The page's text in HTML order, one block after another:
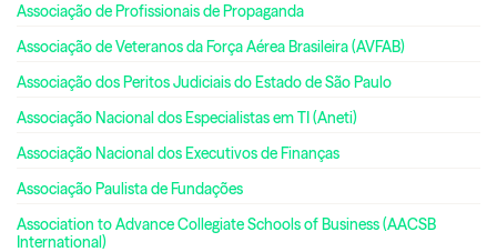
Associação de Profissionais de Propaganda
Associação de Veteranos da Força Aérea Brasileira (AVFAB)
Associação dos Peritos Judiciais do Estado de São Paulo
Associação Nacional dos Especialistas em TI (Aneti)
Associação Nacional dos Executivos de Finanças
Associação Paulista de Fundações
Association to Advance Collegiate Schools of Business (AACSB
International)